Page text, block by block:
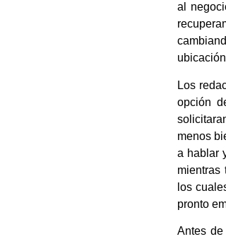
al
Los
opción
menos
a hablar
mientras
los
pronto
Antes